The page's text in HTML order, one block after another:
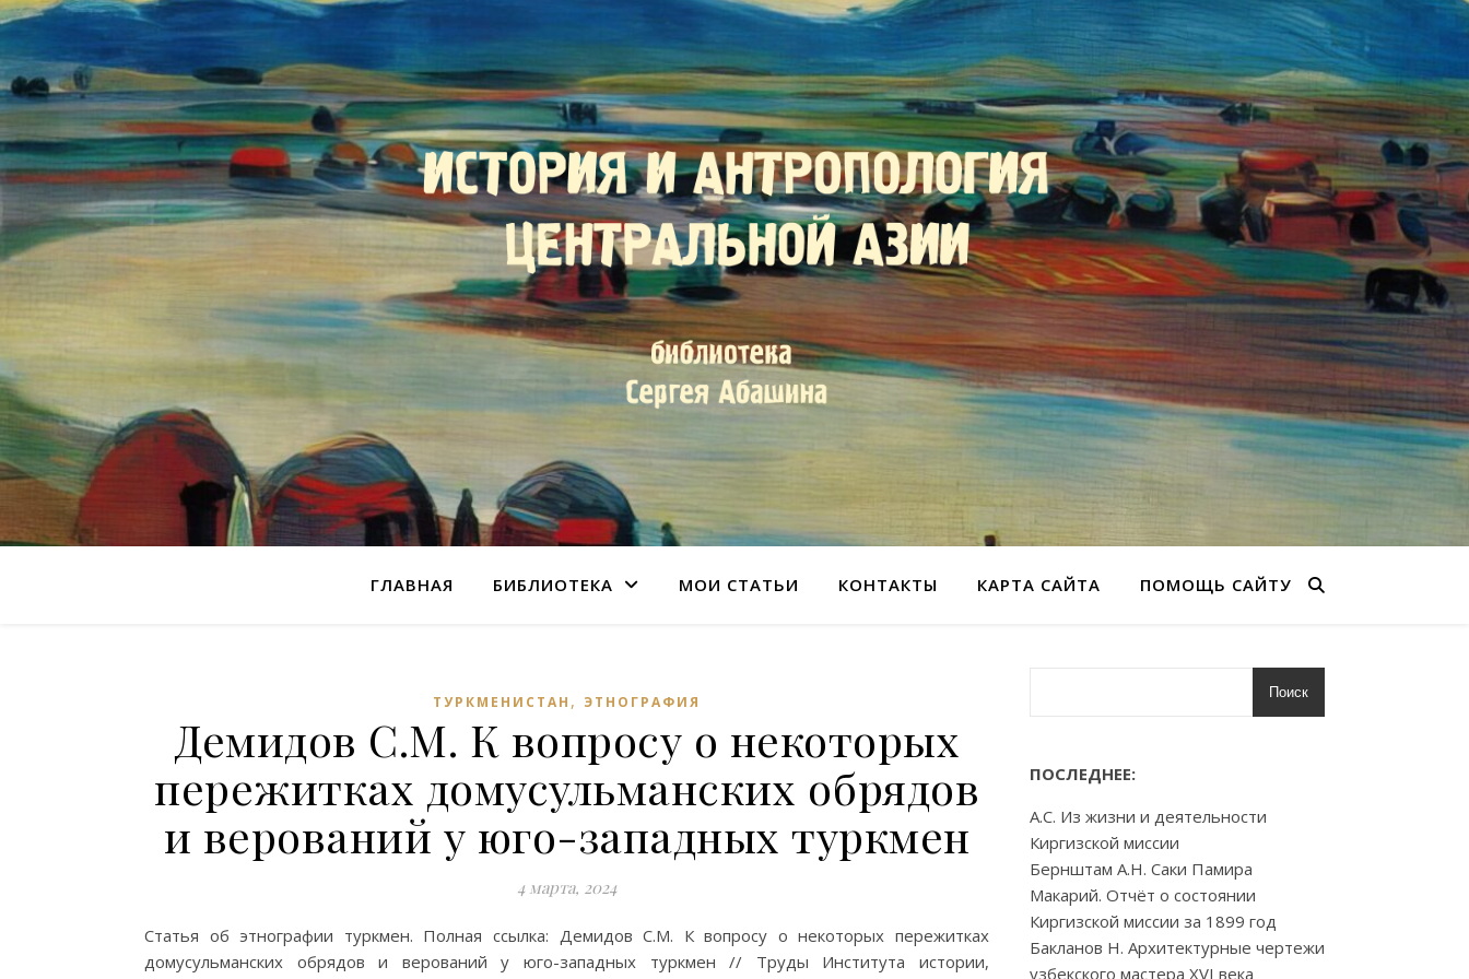
ГЛАВНАЯ БИБЛИОТЕКА МОИ СТАТЬИ КОНТАКТЫ КАРТА САЙТА ПОМОЩЬ САЙТУ
ТУРКМЕНИСТАН , ЭТНОГРАФИЯ
Демидов С.М. К вопросу о некоторых
пережитках домусульманских обрядов
и верований у юго-западных туркмен
4 марта, 2024
Статья об этнографии туркмен. Полная ссылка: Демидов С.М. К вопросу о некоторых пережитках
домусульманских обрядов и верований у юго-западных туркмен // Труды Института истории,
Поиск
ПОСЛЕДНЕЕ:
А.С. Из жизни и деятельности
Киргизской миссии
Бернштам А.Н. Саки Памира
Макарий. Отчёт о состоянии
Киргизской миссии за 1899 год
Бакланов Н. Архитектурные чертежи
узбекского мастера XVI века